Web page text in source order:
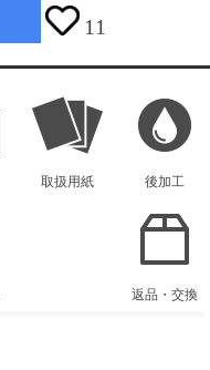
11
取扱用紙 後加工
返品・交換